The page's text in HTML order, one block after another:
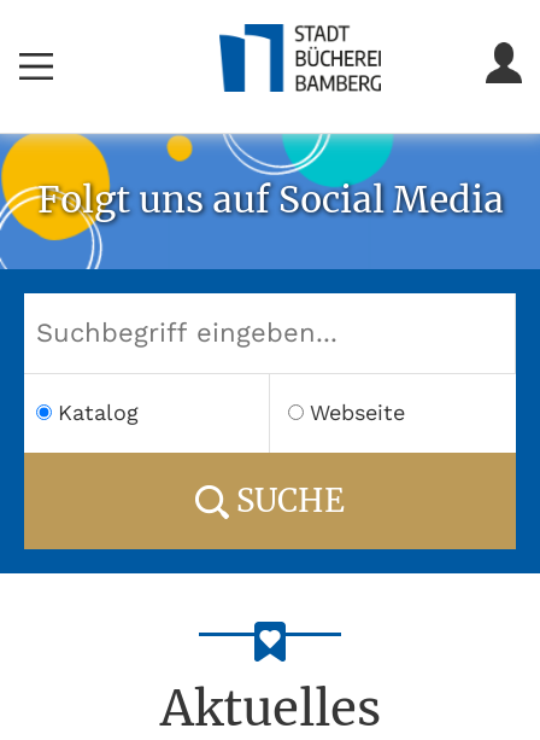
Folgt uns auf Social Media
Katalog Webseite
SUCHE
Aktuelles